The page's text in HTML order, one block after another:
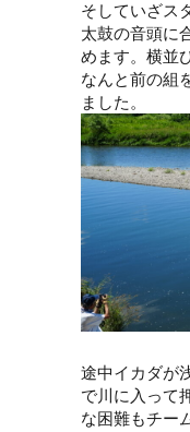
そしていざス
太鼓の音頭に
めます。横並
なんと前の組
ました。
途中イカダが
で川に入って
な困難もチー